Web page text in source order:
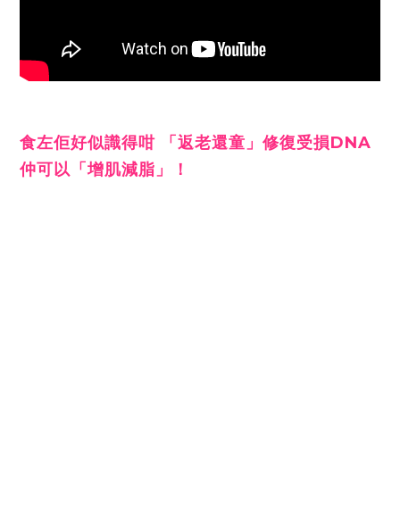
食左佢好似識得咁 「返老還童」修復受損DNA
仲可以「增肌減脂」！